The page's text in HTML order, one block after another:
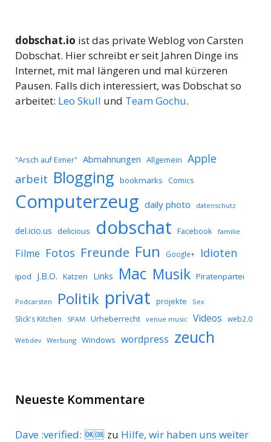
dobschat.io ist das private Weblog von Carsten
Dobschat. Hier schreibt er seit Jahren Dinge ins
Internet, mit mal längeren und mal kürzeren
Pausen. Falls dich interessiert, was Dobschat so
arbeitet: Leo Skull und Team Gochu.
"Arsch auf Eimer" Abmahnungen Allgemein Apple
arbeit Blogging bookmarks Comics
Computerzeug daily photo datenschutz
del.icio.us delicious dobschat Facebook familie
Filme Fotos Freunde Fun Google+ Idioten
ipod J.B.O. Katzen Links Mac Musik Piratenpartei
Podcarsten Politik privat projekte Sex
Slick's Kitchen SPAM Urheberrecht venue music Videos web2.0
Webdev Werbung Windows wordpress zeuch
Neueste Kommentare
Dave :verified: 🆗🆒 zu Hilfe, wir haben uns weiter